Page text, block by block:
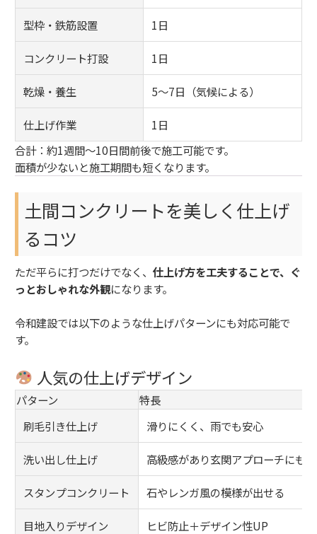
型枠・鉄筋設置 1日
コンクリート打設 1日
乾燥・養生 5～7日（気候による）
仕上げ作業
1日
合計：約1週間〜10日間前後で施工可能です。
面積が少ないと施工期間も短くなります。
土間コンクリートを美しく仕上げ
るコツ
ただ平らに打つだけでなく、 仕上げ方を工夫することで、ぐ
っとおしゃれな外観になります。
令和建設では以下のような仕上げパターンにも対応可能で
す。
人気の仕上げデザイン
パターン
特長
刷毛引き仕上げ
滑りにくく、雨でも安心
洗い出し仕上げ 高級感があり玄関アプローチにも◎
スタンプコンクリート 石やレンガ風の模様が出せる
目地入りデザイン
ヒビ防止＋デザイン性UP